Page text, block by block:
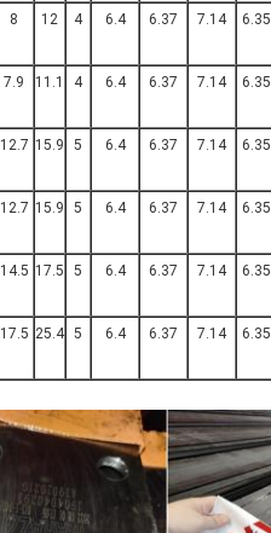
8 12 4 6.4 6.37 7.14 6.35
7.9 11.1 4 6.4 6.37 7.14 6.35
12.7 15.9 5 6.4 6.37 7.14 6.35
12.7 15.9 5 6.4 6.37 7.14 6.35
14.5 17.5 5 6.4 6.37 7.14 6.35
17.5 25.4 5 6.4 6.37 7.14 6.35